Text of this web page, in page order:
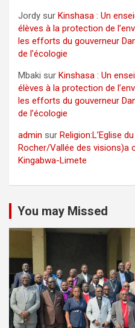
Jordy sur Kinshasa : Un
élèves à la protection de
les efforts du gouverneur
de l’écologie
Mbaki sur Kinshasa : Un
élèves à la protection de
les efforts du gouverneur
de l’écologie
admin sur Religion:L’Eglise
Rocher/Vallée des visions)a
Kingabwa-Limete
You may Missed